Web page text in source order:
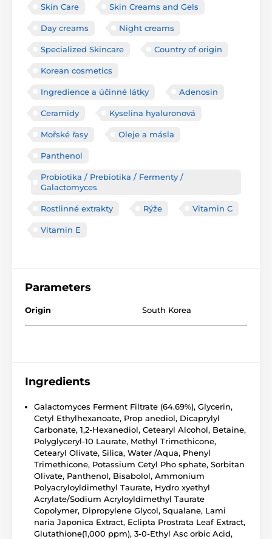
Skin Care Skin Creams and Gels
Day creams Night creams
Specialized Skincare Country of origin
Korean cosmetics
Ingredience a účinné látky Adenosin
Ceramidy Kyselina hyaluronová
Mořské řasy Oleje a másla
Panthenol
Probiotika / Prebiotika / Fermenty /
Galactomyces
Rostlinné extrakty Rýže Vitamin C
Vitamin E
Parameters
Origin South Korea
Ingredients
Galactomyces Ferment Filtrate (64.69%), Glycerin,
Cetyl Ethylhexanoate, Prop anediol, Dicaprylyl
Carbonate, 1,2-Hexanediol, Cetearyl Alcohol, Betaine,
Polyglyceryl-10 Laurate, Methyl Trimethicone,
Cetearyl Olivate, Silica, Water /Aqua, Phenyl
Trimethicone, Potassium Cetyl Pho sphate, Sorbitan
Olivate, Panthenol, Bisabolol, Ammonium
Polyacryloyldimethyl Taurate, Hydro xyethyl
Acrylate/Sodium Acryloyldimethyl Taurate
Copolymer, Dipropylene Glycol, Squalane, Lami
naria Japonica Extract, Eclipta Prostrata Leaf Extract,
Glutathione(1,000 ppm), 3-0-Ethyl Asc orbic Acid,